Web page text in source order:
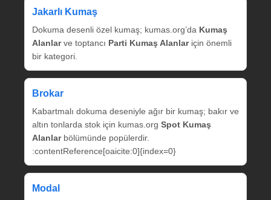
Jakarlı Kumaş
Dokuma desenli özel kumaş; kumas.org’da Kumaş
Alanlarve toptancı Parti Kumaş Alanlariçin önemli
bir kategori.
Brokar
Kabartmalı dokuma deseniyle ağır bir kumaş; bakır ve
altın tonlarda stok için kumas.org Spot Kumaş
Alanlarbölümünde popülerdir.
:contentReference[oaicite:0]{index=0}
Modal